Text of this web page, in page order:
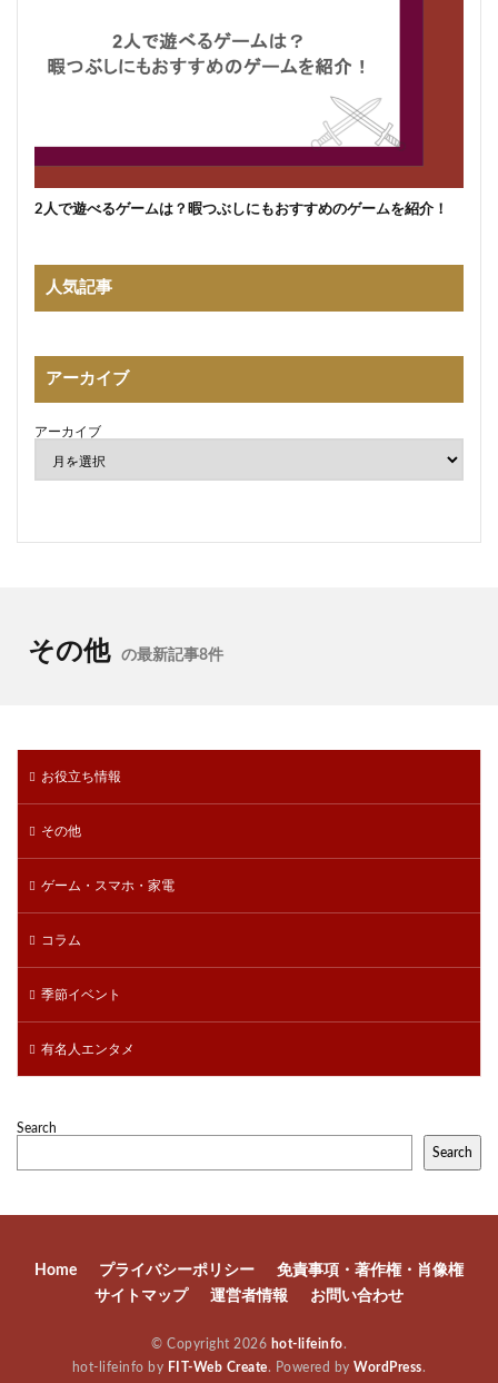
2人で遊べるゲームは？暇つぶしにもおすすめのゲームを紹介！
人気記事
アーカイブ
アーカイブ
その他 の最新記事8件
お役立ち情報
その他
ゲーム・スマホ・家電
コラム
季節イベント
有名人エンタメ
Search
Search
Home プライバシーポリシー
免責事項・著作権・肖像権
サイトマップ
運営者情報 お問い合わせ
© Copyright 2026 hot-lifeinfo.
hot-lifeinfo by FIT-Web Create. Powered byWordPress.